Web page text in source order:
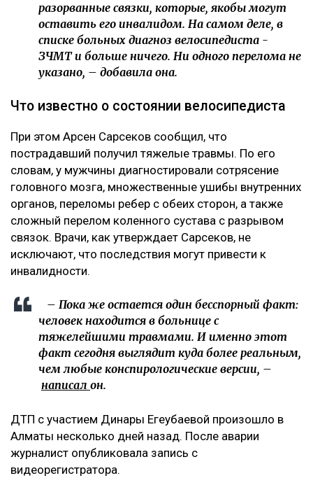
разорванные связки, которые, якобы могут
оставить его инвалидом. На самом деле, в
списке больных диагноз велосипедиста -
ЗЧМТ и больше ничего. Ни одного перелома не
указано, – добавила она.
Что известно о состоянии велосипедиста
При этом Арсен Сарсеков сообщил, что
пострадавший получил тяжелые травмы. По его
словам, у мужчины диагностировали сотрясение
головного мозга, множественные ушибы внутренних
органов, переломы ребер с обеих сторон, а также
сложный перелом коленного сустава с разрывом
связок. Врачи, как утверждает Сарсеков, не
исключают, что последствия могут привести к
инвалидности.
– Пока же остается один бесспорный факт:
человек находится в больнице с
тяжелейшими травмами. И именно этот
факт сегодня выглядит куда более реальным,
чем любые конспирологические версии, –
написал он.
ДТП с участием Динары Егеубаевой произошло в
Алматы несколько дней назад. После аварии
журналист опубликовала запись с
видеорегистратора.